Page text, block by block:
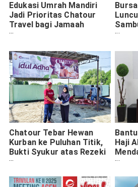
Edukasi Umrah Mandiri
Jadi Prioritas Chatour
Travel bagi Jamaah
Indonesia
Chatour Tebar Hewan
Kurban ke Puluhan Titik,
Bukti Syukur atas Rezeki
Bisnis Travel
Haji